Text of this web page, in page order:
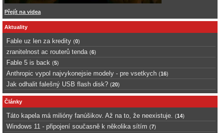
Přejít na videa
Aktuality
Fable uz len za kredity (0)
zranitelnost ac routerů tenda (6)
Fable 5 is back (5)
Anthropic vypol najvykonejsie modely - pre vsetkych (16)
Jak odhalit falešný USB flash disk? (20)
Články
Táto kapela má milióny fanúšikov. Až na to, že neexistuje. (14)
Windows 11 - připojení současně k několika sítím (7)